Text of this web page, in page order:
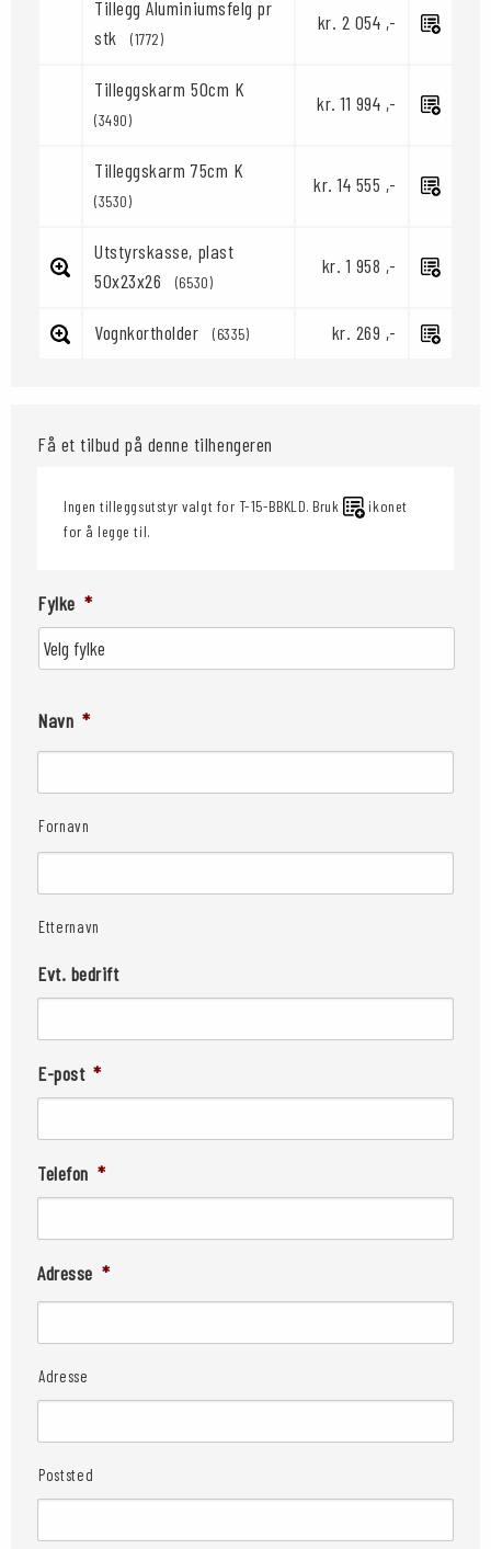
Tillegg Aluminiumsfelg pr
stk
(1772)
kr. 2 054 ,-
Tilleggskarm 50cm K
(3490)
kr. 11 994 ,-
Tilleggskarm 75cm K
(3530)
kr. 14 555 ,-
Utstyrskasse, plast
50x23x26
(6530)
kr. 1 958 ,-
Vognkortholder (6335) kr. 269 ,-
Få et tilbud på denne tilhengeren
Ingen tilleggsutstyr valgt for T-15-BBKLD. Bruk
ikonet
for å legge til.
Fylke *
Navn *
Fornavn
Etternavn
Evt. bedrift
E-post *
Telefon *
Adresse *
Adresse
Poststed